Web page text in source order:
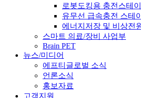
로봇도킹용 충전스테
유무선 급속충전 스테
에너지저장 및 비상전
스마트 의료/장비 사업부
Brain PET
뉴스/미디어
에프티글로벌 소식
언론소식
홍보자료
고객지원